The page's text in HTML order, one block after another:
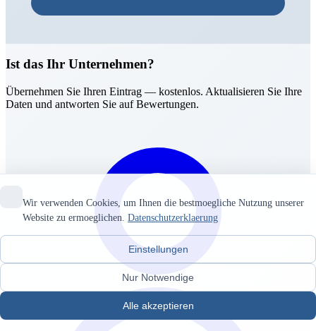
Ist das Ihr Unternehmen?
Übernehmen Sie Ihren Eintrag — kostenlos. Aktualisieren Sie Ihre
Daten und antworten Sie auf Bewertungen.
Wir verwenden Cookies, um Ihnen die bestmoegliche Nutzung unserer
Website zu ermoeglichen. Datenschutzerklaerung
Einstellungen
Nur Notwendige
Alle akzeptieren